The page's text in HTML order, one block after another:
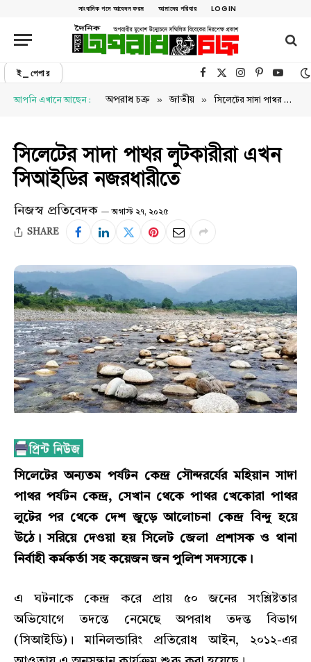
সাংবাদিক পদে আবেদন ফরম আমাদের পরিবার LOGIN
ই_পেপার Facebook
X (Twitter)Instagram
Pinterest
আপনি এখানে আছেন : অপরাধ চক্র » জাতীয় » সিলেটের সাদা পাথর লুটকারীরা এখন সিআইডির নজরধারীতে
সিলেটের সাদা পাথর লুটকারীরা এখন
সিআইডির নজরধারীতে
নিজস্ব প্রতিবেদক অগাস্ট ২৭, ২০২৫
SHARE
সিলেটের অন্যতম পর্যটন কেন্দ্র সৌন্দরর্যের মহিয়ান সাদা
পাথর পর্যটন কেন্দ্র, সেখান থেকে পাথর খেকোরা পাথর
লুটের পর থেকে দেশ জুড়ে আলোচনা কেন্দ্র বিন্দু হয়ে
উঠে। সরিয়ে দেওয়া হয় সিলেট জেলা প্রশাসক ও থানা
নির্বাহী কর্মকর্তা সহ কয়েজন জন পুলিশ সদস্যকে।
এ ঘটনাকে কেন্দ্র করে প্রায় ৫০ জনের সংশ্লিষ্টতার
অভিযোগে তদন্তে নেমেছে অপরাধ তদন্ত বিভাগ
(সিআইডি)। মানিলন্ডারিং প্রতিরোধ আইন, ২০১২-এর